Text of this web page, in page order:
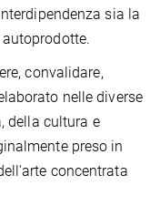
sia la
convalidare,
nelle diverse
della cultura e
preso in
concentrata